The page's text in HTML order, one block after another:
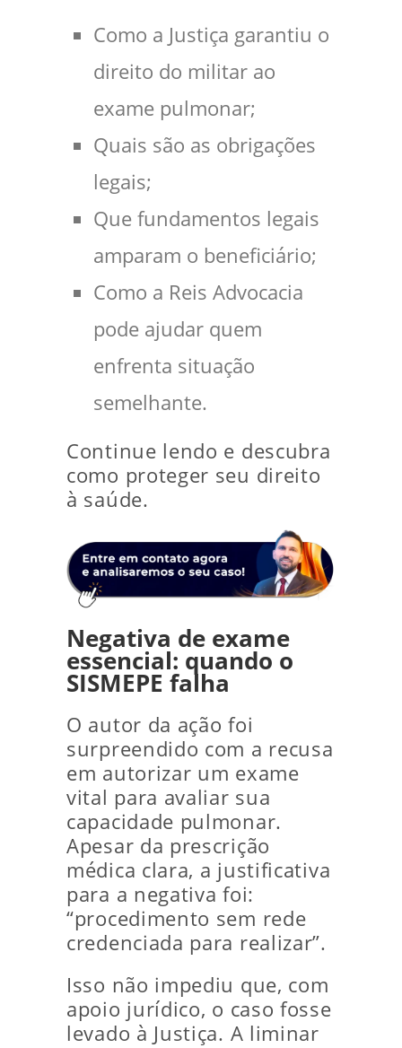
Como a Justiça garantiu o
direito do militar ao
exame pulmonar;
Quais são as obrigações
legais;
Que fundamentos legais
amparam o beneficiário;
Como a Reis Advocacia
pode ajudar quem
enfrenta situação
semelhante.
Continue lendo e descubra
como proteger seu direito
à saúde.
Negativa de exame
essencial: quando o
SISMEPE falha
O autor da ação foi
surpreendido com a recusa
em autorizar um exame
vital para avaliar sua
capacidade pulmonar.
Apesar da prescrição
médica clara, a justificativa
para a negativa foi:
“procedimento sem rede
credenciada para realizar”.
Isso não impediu que, com
apoio jurídico, o caso fosse
levado à Justiça. A liminar